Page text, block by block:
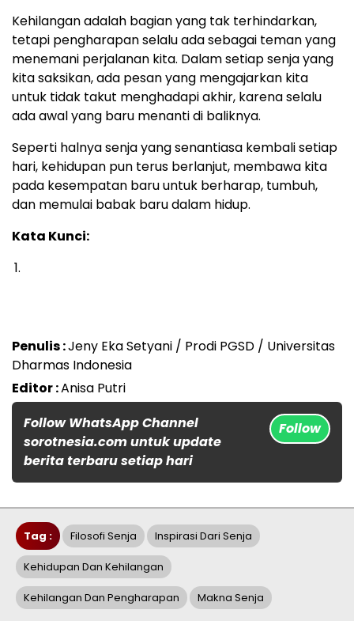
Kehilangan adalah bagian yang tak terhindarkan,
tetapi pengharapan selalu ada sebagai teman yang
menemani perjalanan kita. Dalam setiap senja yang
kita saksikan, ada pesan yang mengajarkan kita
untuk tidak takut menghadapi akhir, karena selalu
ada awal yang baru menanti di baliknya.
Seperti halnya senja yang senantiasa kembali setiap
hari, kehidupan pun terus berlanjut, membawa kita
pada kesempatan baru untuk berharap, tumbuh,
dan memulai babak baru dalam hidup.
Kata Kunci:
Penulis :Jeny Eka Setyani / Prodi PGSD / Universitas
Dharmas Indonesia
Editor :Anisa Putri
Follow WhatsApp Channel
sorotnesia.com untuk update
berita terbaru setiap hari
Follow
Tag : Filosofi Senja Inspirasi Dari Senja
Kehidupan Dan Kehilangan
Kehilangan Dan Pengharapan Makna Senja